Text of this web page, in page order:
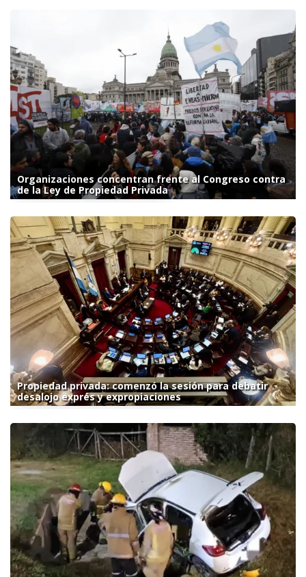
Organizaciones concentran frente al Congreso contra
de la Ley de Propiedad Privada
Propiedad privada: comenzó la sesión para debatir
desalojo exprés y expropiaciones